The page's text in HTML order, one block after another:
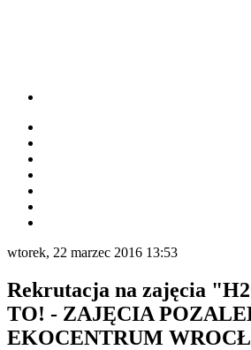
wtorek, 22 marzec 2016 13:53
Rekrutacja na zajęcia
TO! - ZAJĘCIA
EKOCENTRUM